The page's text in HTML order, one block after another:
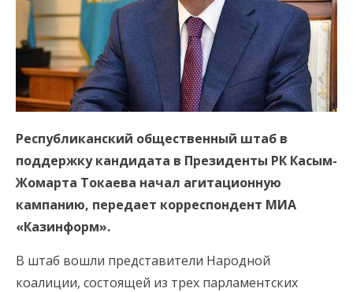
Республиканский общественный штаб в
поддержку кандидата в Президенты РК Касым-
Жомарта Токаева начал агитационную
кампанию, передает корреспондент МИА
«Казинформ».
В штаб вошли представители Народной
коалиции, состоящей из трех парламентских